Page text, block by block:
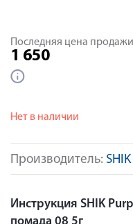
Производитель: SHIK
Последняя цена продажи
1 650
Нет в наличии
Инструкция SHIK